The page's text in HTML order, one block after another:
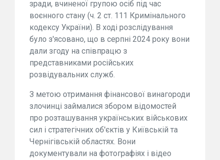
зради, вчиненої групою осіб під час
воєнного стану (ч. 2 ст. 111 Кримінального
кодексу України). В ході розслідування
було з'ясовано, що в серпні 2024 року вони
дали згоду на співпрацю з
представниками російських
розвідувальних служб.
З метою отримання фінансової винагороди
злочинці займалися збором відомостей
про розташування українських військових
сил і стратегічних об'єктів у Київській та
Чернігівській областях. Вони
документували на фотографіях і відео